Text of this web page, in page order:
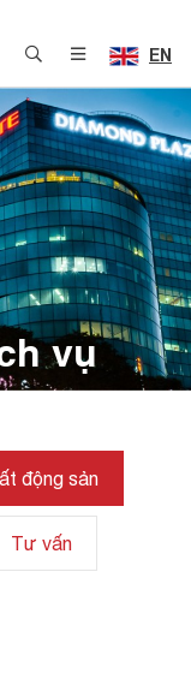
EN
vụ
động sản
Tư vấn